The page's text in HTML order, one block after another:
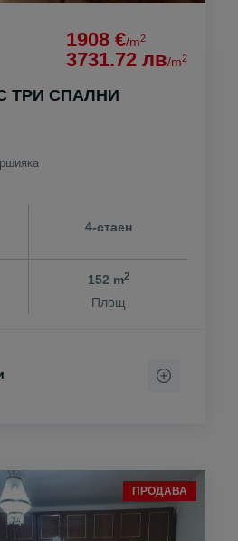
1908 €/m2
3731.72 лв/m2
ТРИ СПАЛНИ
4-стаен
152 m2
Площ
ПРОДАВА